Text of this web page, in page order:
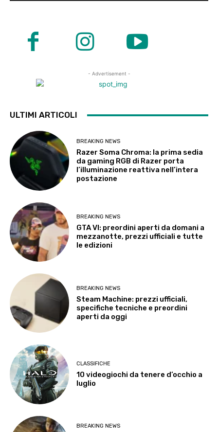
- Advertisement -
ULTIMI ARTICOLI
BREAKING NEWS
Razer Soma Chroma: la prima sedia
da gaming RGB di Razer porta
l’illuminazione reattiva nell’intera
postazione
BREAKING NEWS
GTA VI: preordini aperti da domani a
mezzanotte, prezzi ufficiali e tutte
le edizioni
BREAKING NEWS
Steam Machine: prezzi ufficiali,
specifiche tecniche e preordini
aperti da oggi
CLASSIFICHE
10 videogiochi da tenere d’occhio a
luglio
BREAKING NEWS